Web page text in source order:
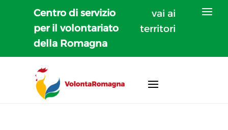
Centro di servizio
per il volontariato
della Romagna
vai ai
territori